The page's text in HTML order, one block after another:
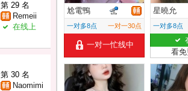
第 29 名
Remeii
在线上
第 30 名
Naomimi
尬電鴨
一对多8点 一对一30点
一对一忙线中
星曉允
一对多8点
看